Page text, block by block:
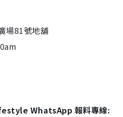
場81號地舖
WhatsApp 報料專線: